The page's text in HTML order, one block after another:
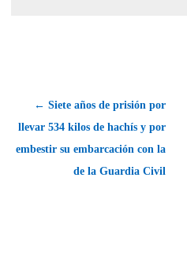
← Siete años de prisión por
llevar 534 kilos de hachís y por
embestir su embarcación con la
de la Guardia Civil